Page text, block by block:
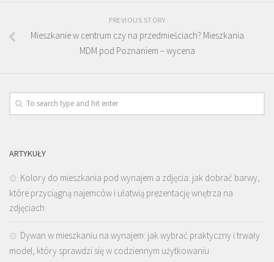
PREVIOUS STORY
Mieszkanie w centrum czy na przedmieściach? Mieszkania
MDM pod Poznaniem – wycena
ARTYKUŁY
Kolory do mieszkania pod wynajem a zdjęcia: jak dobrać barwy,
które przyciągną najemców i ułatwią prezentację wnętrza na
zdjęciach
Dywan w mieszkaniu na wynajem: jak wybrać praktyczny i trwały
model, który sprawdzi się w codziennym użytkowaniu